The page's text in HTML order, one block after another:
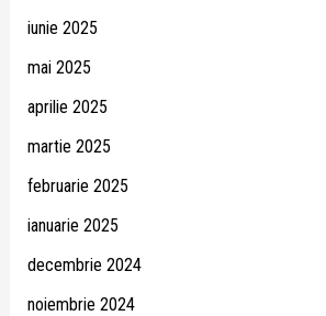
iunie 2025
mai 2025
aprilie 2025
martie 2025
februarie 2025
ianuarie 2025
decembrie 2024
noiembrie 2024